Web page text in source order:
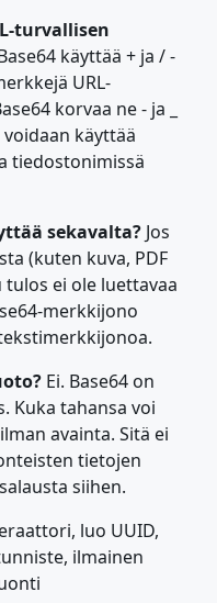
turvallisen
käyttää + ja / -
URL-
korvaa ne - ja _
käyttää
tiedostonimissä
sekavalta? Jos
(kuten kuva, PDF
ei ole luettavaa
merkkijono
Ei. Base64 on
Kuka tahansa voi
avainta. Sitä ei
tietojen
siihen.
luo UUID,
ilmainen